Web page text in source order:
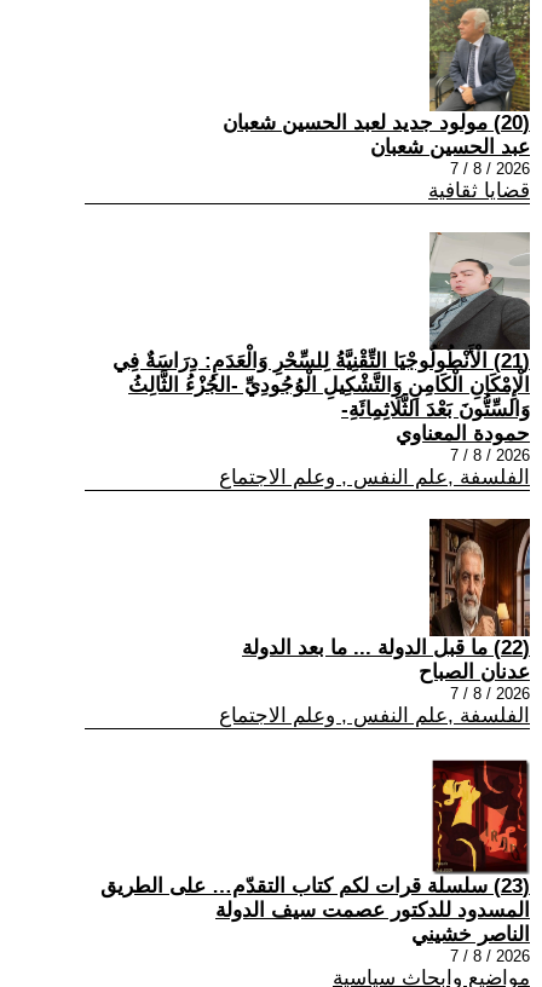
(20) مولود جديد لعبد الحسين شعبان
عبد الحسين شعبان
2026 / 8 / 7
قضايا ثقافية
(21) الْأَنْطُولُوجْيَا التِّقْنِيَّةُ لِلسِّحْرِ وَالْعَدَمِ: دِرَاسَةٌ فِي
الْإِمْكَانِ الْكَامِنِ وَالتَّشْكِيلِ الْوُجُودِيِّ -الجُزْءُ الثَّالِثُ
وَالسِّتُّونَ بَعْدَ الثَّلَاثِمِائَةِ-
حمودة المعناوي
2026 / 8 / 7
الفلسفة ,علم النفس , وعلم الاجتماع
(22) ما قبل الدولة ... ما بعد الدولة
عدنان الصباح
2026 / 8 / 7
الفلسفة ,علم النفس , وعلم الاجتماع
(23) سلسلة قرات لكم كتاب التقدّم… على الطريق
المسدود للدكتور عصمت سيف الدولة
الناصر خشيني
2026 / 8 / 7
مواضيع وابحاث سياسية